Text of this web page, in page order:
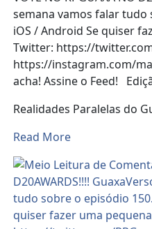
semana vamos falar tudo
iOS / Android Se quiser
Twitter: https://
https://instagram.com/
acha! Assine o Feed!
Realidades Paralelas do
Read More